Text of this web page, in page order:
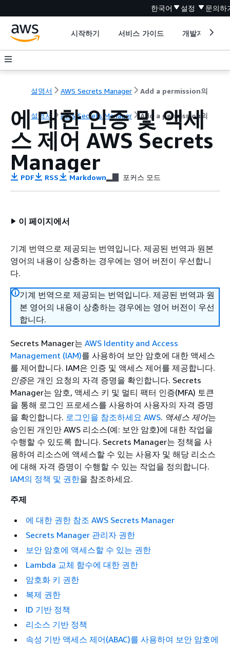
한국어 설정 문의하
시작하기 서비스 가이드 개발자 도구
설명서 AWS Secrets Manager Add a permission의
설명서 AWS Secrets Manager Add a permission의
에 대한 인증 및 액세
스 제어 AWS Secrets
Manager
PDF RSS Markdown 포커스 모드
이 페이지에서
기계 번역으로 제공되는 번역입니다. 제공된 번역과 원본
영어의 내용이 상충하는 경우에는 영어 버전이 우선합니
다.
기계 번역으로 제공되는 번역입니다. 제공된 번역과 원
본 영어의 내용이 상충하는 경우에는 영어 버전이 우선
합니다.
Secrets Manager는 AWS Identity and Access
Management (IAM)를 사용하여 보안 암호에 대한 액세스
를 제어합니다. IAM은 인증 및 액세스 제어를 제공합니다.
인증은 개인 요청의 자격 증명을 확인합니다. Secrets
Manager는 암호, 액세스 키 및 멀티 팩터 인증(MFA) 토큰
을 통해 로그인 프로세스를 사용하여 사용자의 자격 증명
을 확인합니다. 로그인을 참조하세요 AWS. 액세스 제어는
승인된 개인만 AWS 리소스(예: 보안 암호)에 대한 작업을
수행할 수 있도록 합니다. Secrets Manager는 정책을 사
용하여 리소스에 액세스할 수 있는 사용자 및 해당 리소스
에 대해 자격 증명이 수행할 수 있는 작업을 정의합니다.
IAM의 정책 및 권한을 참조하세요.
주제
에 대한 권한 참조 AWS Secrets Manager
Secrets Manager 관리자 권한
보안 암호에 액세스할 수 있는 권한
Lambda 교체 함수에 대한 권한
암호화 키 권한
복제 권한
ID 기반 정책
리소스 기반 정책
속성 기반 액세스 제어(ABAC)를 사용하여 보안 암호에